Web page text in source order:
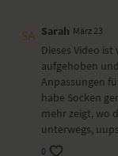
Dächern Zürichs
Seite http://
Sarah März 23
Dieses Video
aufgehoben
Anpassungen
habe Socken
mehr zeigt, wo
unterwegs,
0